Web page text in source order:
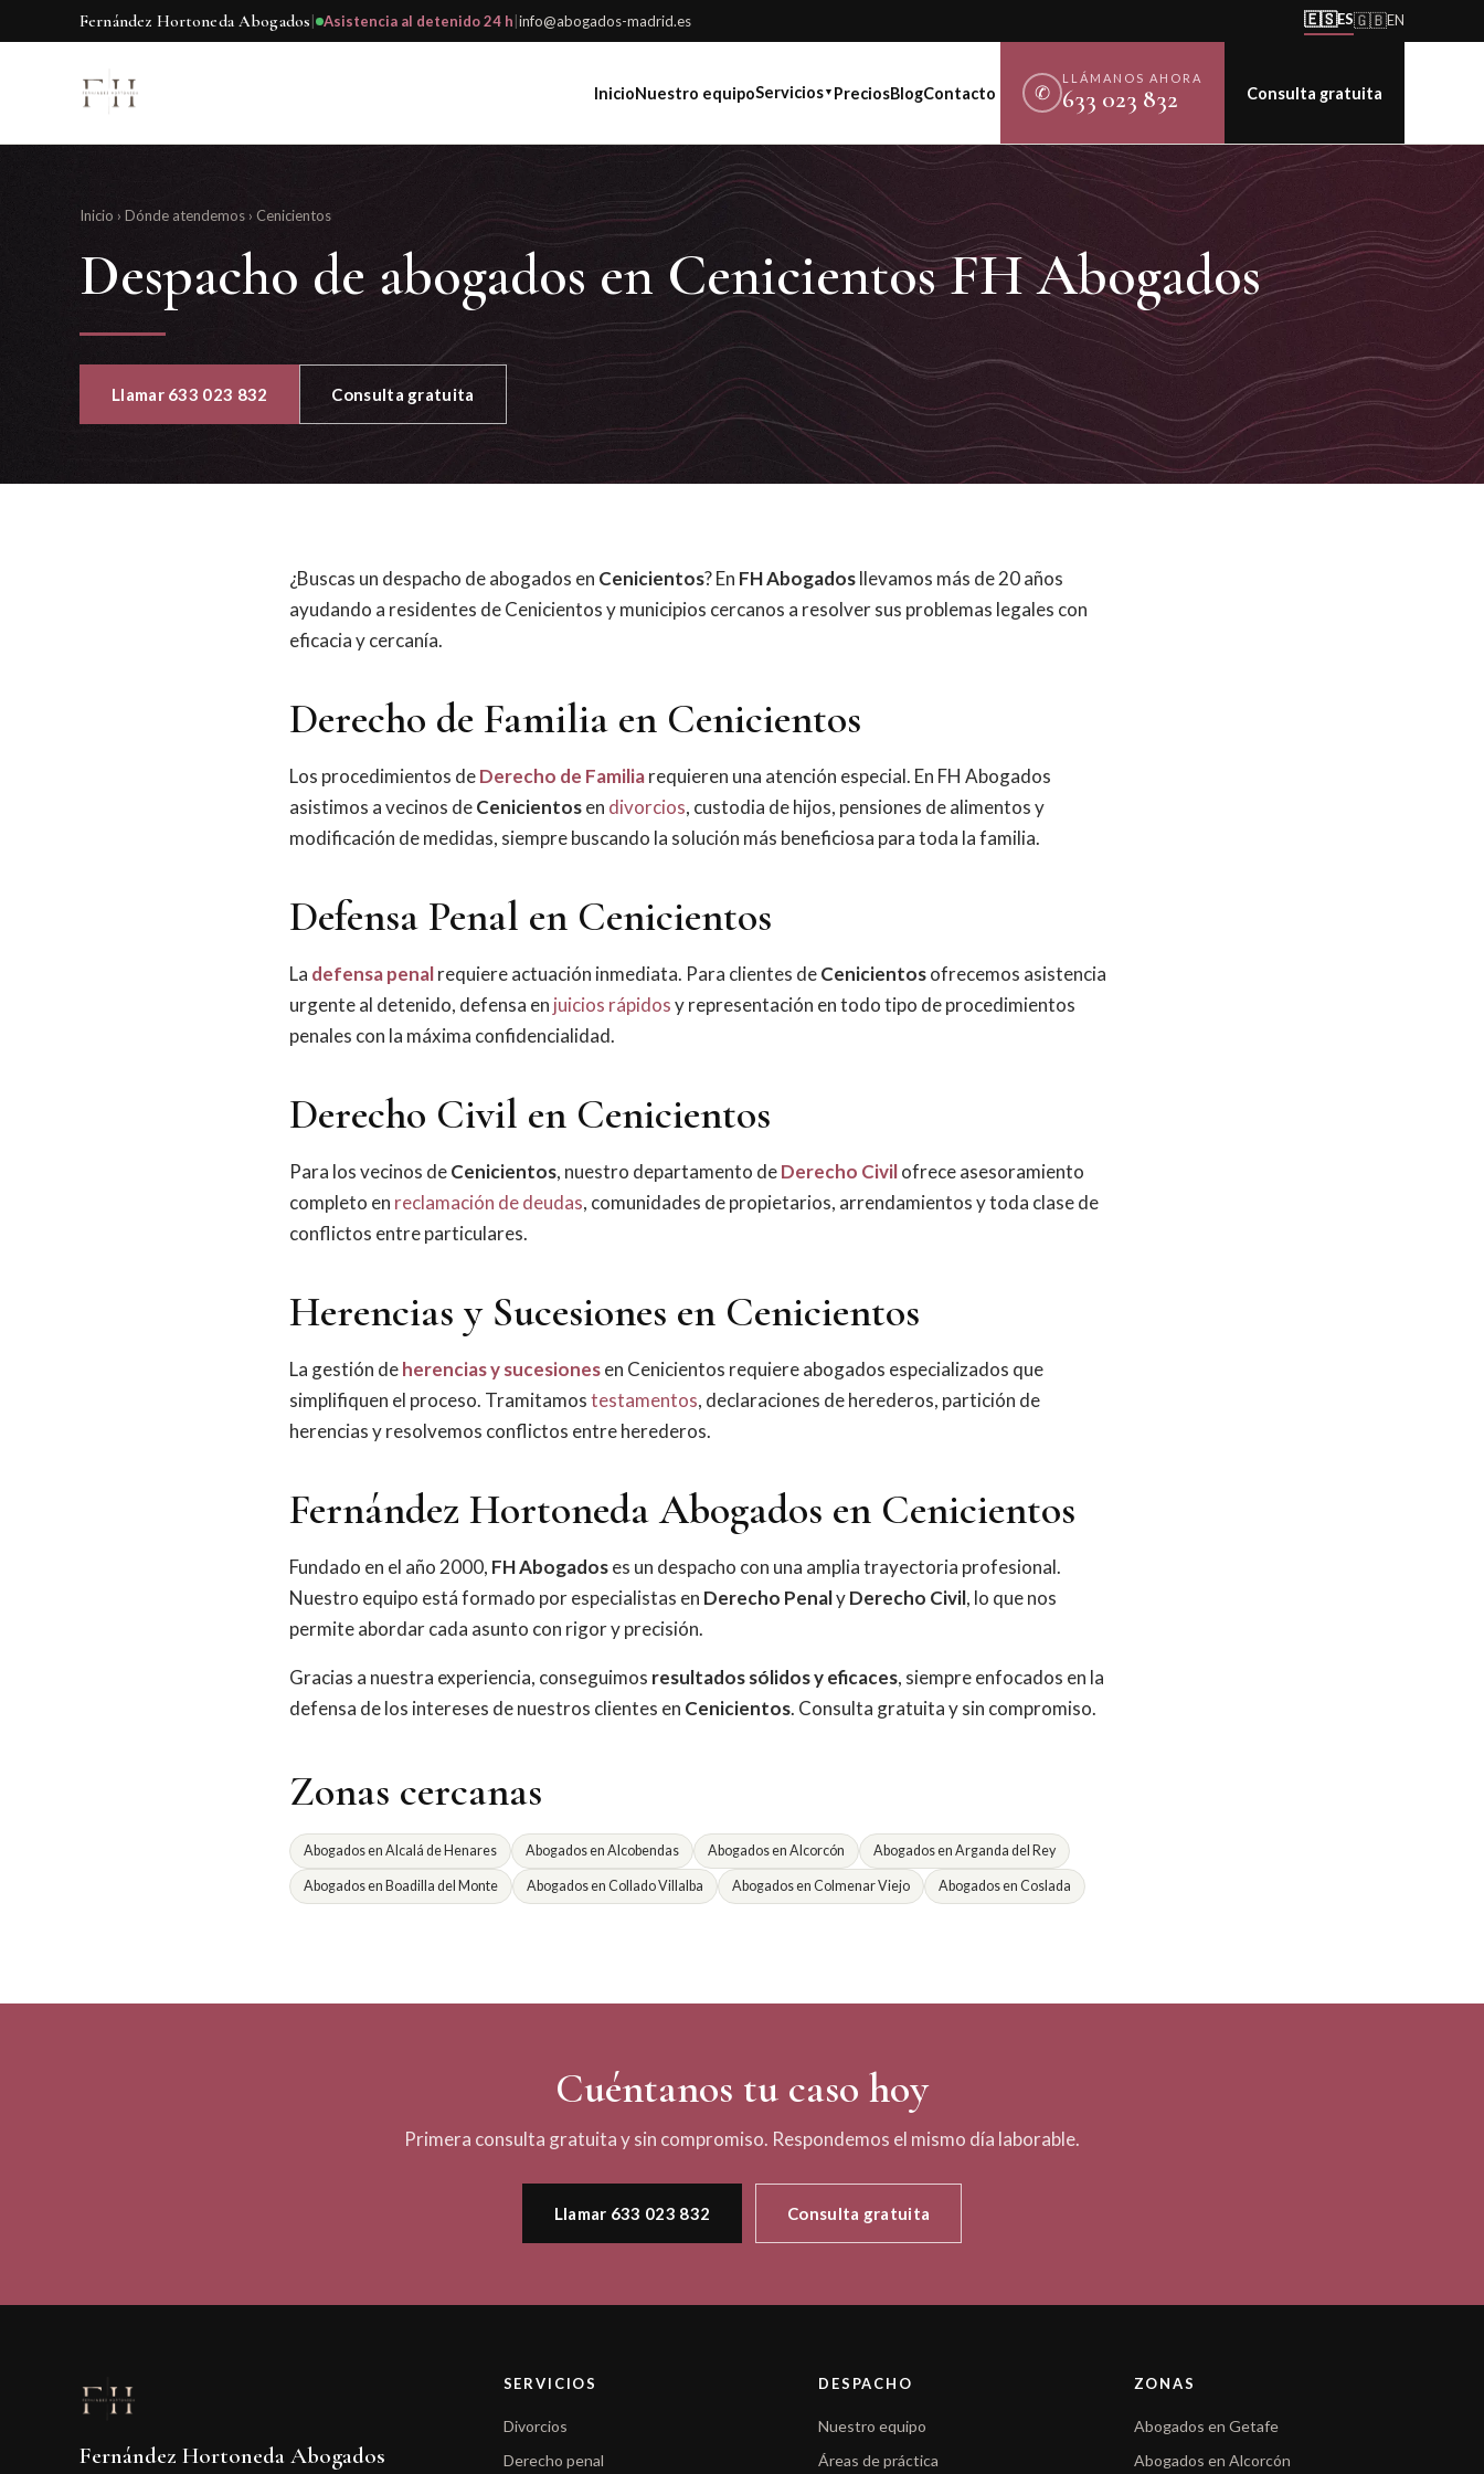
Fernández Hortoneda Abogados| Asistencia al detenido 24 h|info@abogados-madrid.es 🇪🇸ES🇬🇧EN
InicioNuestro equipoServicios▼ PreciosBlogContacto ✆
LLÁMANOS AHORA
633 023 832 Consulta gratuita
Inicio › Dónde atendemos › Cenicientos
Despacho de abogados en Cenicientos FH Abogados
Llamar 633 023 832 Consulta gratuita
¿Buscas un despacho de abogados en Cenicientos? En FH Abogadosllevamos más de 20 años
ayudando a residentes de Cenicientos y municipios cercanos a resolver sus problemas legales con
eficacia y cercanía.
Derecho de Familia en Cenicientos
Los procedimientos deDerecho de Familiarequieren una atención especial. En FH Abogados
asistimos a vecinos deCenicientosen divorcios, custodia de hijos, pensiones de alimentos y
modificación de medidas, siempre buscando la solución más beneficiosa para toda la familia.
Defensa Penal en Cenicientos
La defensa penalrequiere actuación inmediata. Para clientes deCenicientosofrecemos asistencia
urgente al detenido, defensa en juicios rápidosy representación en todo tipo de procedimientos
penales con la máxima confidencialidad.
Derecho Civil en Cenicientos
Para los vecinos deCenicientos, nuestro departamento deDerecho Civilofrece asesoramiento
completo en reclamación de deudas, comunidades de propietarios, arrendamientos y toda clase de
conflictos entre particulares.
Herencias y Sucesiones en Cenicientos
La gestión deherencias y sucesionesen Cenicientos requiere abogados especializados que
simplifiquen el proceso. Tramitamostestamentos, declaraciones de herederos, partición de
herencias y resolvemos conflictos entre herederos.
Fernández Hortoneda Abogados en Cenicientos
Fundado en el año 2000, FH Abogadoses un despacho con una amplia trayectoria profesional.
Nuestro equipo está formado por especialistas en Derecho PenalyDerecho Civil, lo que nos
permite abordar cada asunto con rigor y precisión.
Gracias a nuestra experiencia, conseguimos resultados sólidos y eficaces, siempre enfocados en la
defensa de los intereses de nuestros clientes en Cenicientos. Consulta gratuita y sin compromiso.
Zonas cercanas
Abogados en Alcalá de Henares Abogados en Alcobendas Abogados en Alcorcón Abogados en Arganda del Rey
Abogados en Boadilla del Monte Abogados en Collado Villalba Abogados en Colmenar Viejo Abogados en Coslada
Cuéntanos tu caso hoy
Primera consulta gratuita y sin compromiso. Respondemos el mismo día laborable.
Llamar 633 023 832 Consulta gratuita
Fernández Hortoneda Abogados
SERVICIOS
Divorcios
Derecho penal
DESPACHO
Nuestro equipo
Áreas de práctica
ZONAS
Abogados en Getafe
Abogados en Alcorcón